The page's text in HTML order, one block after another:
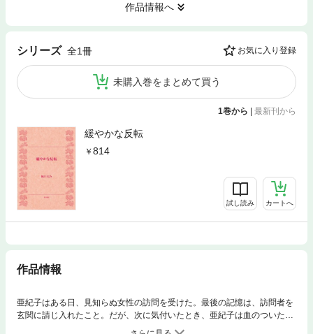
作品情報へ
シリーズ 全1冊 お気に入り登録
未購入巻をまとめて買う
1巻から | 最新刊から
緩やかな反転
814
試し読み カートへ
作品情報
亜紀子はある日、見知らぬ女性の訪問を受けた。最後の記憶は、訪問者を
玄関に請じ入れたこと。だが、次に気付いたとき、亜紀子は血のついた野
球のバットを握り、床に倒れた“自分自身”を見下ろしていた！ 加害者の